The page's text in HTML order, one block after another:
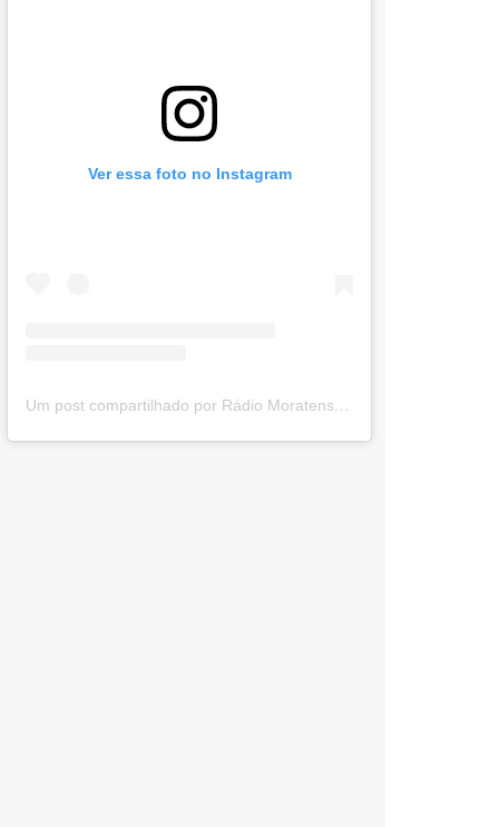
Ver essa foto no Instagram
Um post compartilhado por Rádio Moratense (@radio_moratense)